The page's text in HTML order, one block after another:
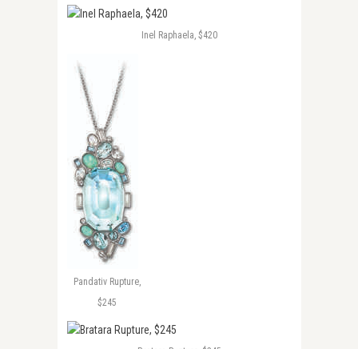
Inel Raphaela, $420
Pandativ Rupture,
$245